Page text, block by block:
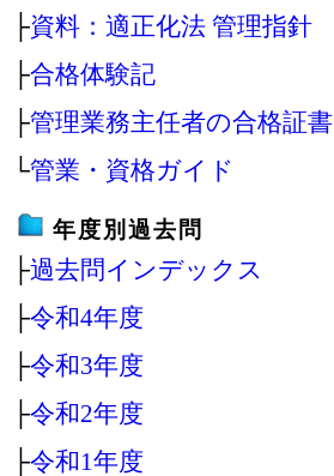
├資料：適正化法 管理指針
├合格体験記
├管理業務主任者の合格証書
└管業・資格ガイド
年度別過去問
├過去問インデックス
├令和4年度
├令和3年度
├令和2年度
├令和1年度